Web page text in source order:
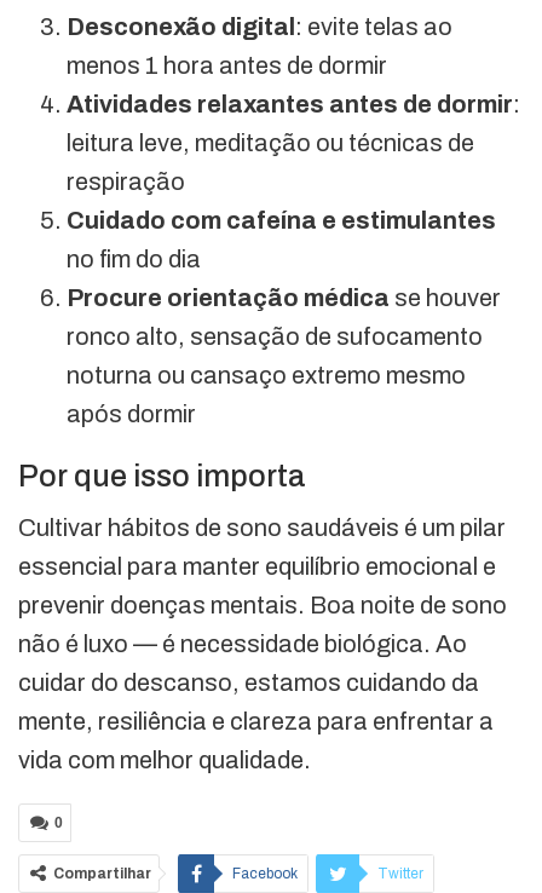
Desconexão digital : evite telas ao
menos 1 hora antes de dormir
Atividades relaxantes antes de dormir:
leitura leve, meditação ou técnicas de
respiração
Cuidado com cafeína e estimulantes
no fim do dia
Procure orientação médica se houver
ronco alto, sensação de sufocamento
noturna ou cansaço extremo mesmo
após dormir
Por que isso importa
Cultivar hábitos de sono saudáveis é um pilar
essencial para manter equilíbrio emocional e
prevenir doenças mentais. Boa noite de sono
não é luxo — é necessidade biológica. Ao
cuidar do descanso, estamos cuidando da
mente, resiliência e clareza para enfrentar a
vida com melhor qualidade.
0
Compartilhar Facebook Twitter